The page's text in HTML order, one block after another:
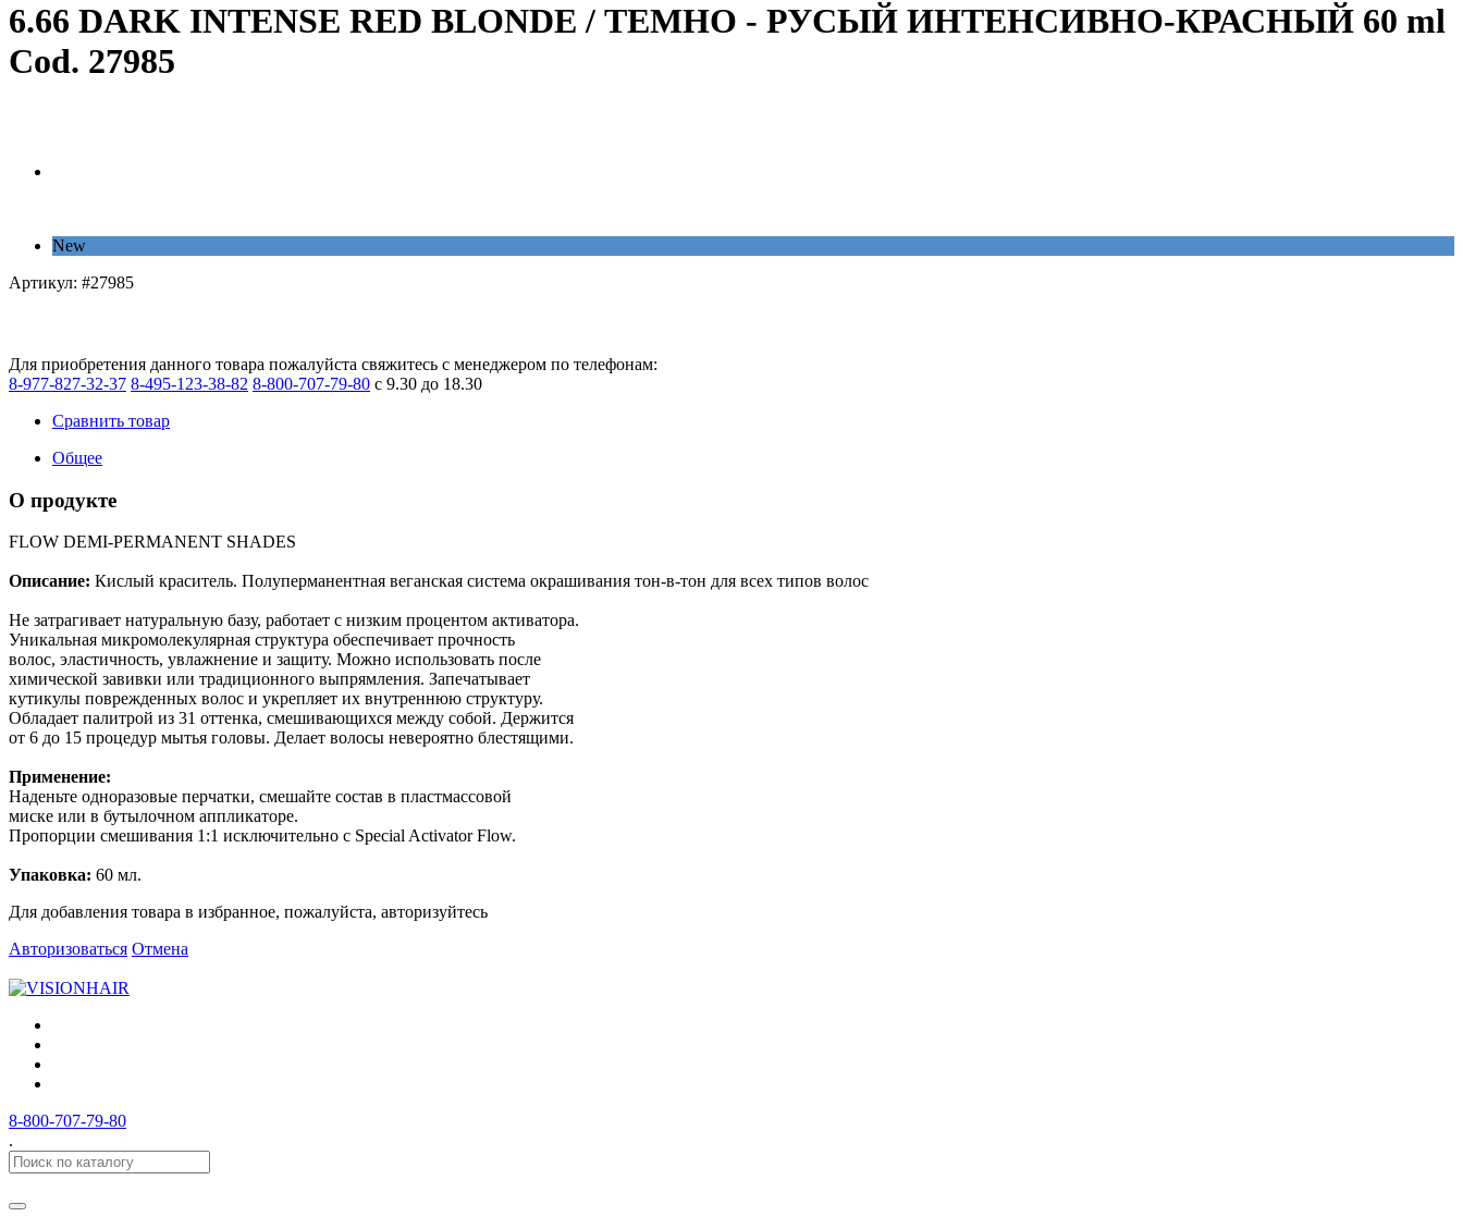
6.66 DARK INTENSE RED BLONDE / ТЕМНО - РУСЫЙ ИНТЕНСИВНО-КРАСНЫЙ 60 ml
Cod. 27985
New
Артикул: #27985
Для приобретения данного товара пожалуйста свяжитесь с менеджером по телефонам:
8-977-827-32-37 8-495-123-38-82 8-800-707-79-80 с 9.30 до 18.30
Сравнить товар
Общее
О продукте
FLOW DEMI-PERMANENT SHADES
Описание: Кислый краситель. Полуперманентная веганская система окрашивания тон-в-тон для всех типов волос
Не затрагивает натуральную базу, работает с низким процентом активатора.
Уникальная микромолекулярная структура обеспечивает прочность
волос, эластичность, увлажнение и защиту. Можно использовать после
химической завивки или традиционного выпрямления. Запечатывает
кутикулы поврежденных волос и укрепляет их внутреннюю структуру.
Обладает палитрой из 31 оттенка, смешивающихся между собой. Держится
от 6 до 15 процедур мытья головы. Делает волосы невероятно блестящими.
Применение:
Наденьте одноразовые перчатки, смешайте состав в пластмассовой
миске или в бутылочном аппликаторе.
Пропорции смешивания 1:1 исключительно с Special Activator Flow.
Упаковка: 60 мл.
Для добавления товара в избранное, пожалуйста, авторизуйтесь
Авторизоваться Отмена
8-800-707-79-80
.